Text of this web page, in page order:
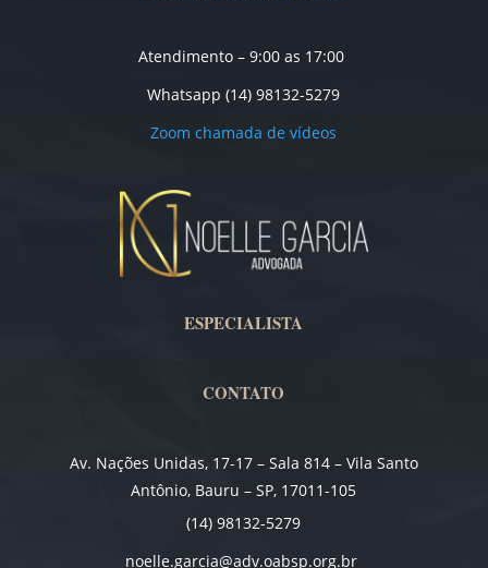
Atendimento – 9:00 as 17:00
Whatsapp (14) 98132-5279
Zoom chamada de vídeos
ESPECIALISTA
CONTATO
Av. Nações Unidas, 17-17 – Sala 814 – Vila Santo
Antônio, Bauru – SP, 17011-105
(14) 98132-5279
noelle.garcia@adv.oabsp.org.br